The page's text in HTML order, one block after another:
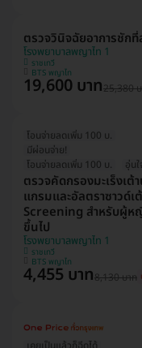
ตรวจวินิจฉัยอาการชัก
โรงพยาบาลพญาไท 1
ราชเทวี
BTS พญาไท
19,600 บาท25,380
โอนจ่ายลดเพิ่ม 100 บ.
มีผ่อนจ่าย!
โอนจ่ายลดเพิ่ม 100 บ.
อุ่นใ
ตรวจคัดกรองมะเร็งเ
แกรมและอัลตราซาวด์
Screening สำหรับผู้ห
ขึ้นไป
โรงพยาบาลพญาไท 1
ราชเทวี
BTS พญาไท
4,455 บาท8,130 บาท